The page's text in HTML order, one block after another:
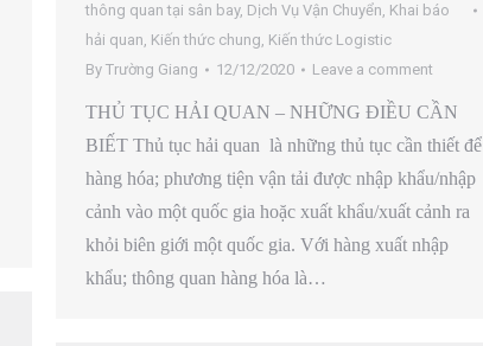
thông quan tại sân bay, Dịch Vụ Vận Chuyển, Khai báo
hải quan, Kiến thức chung, Kiến thức Logistic
By Trường Giang 12/12/2020 Leave a comment
THỦ TỤC HẢI QUAN – NHỮNG ĐIỀU CẦN
BIẾT Thủ tục hải quan là những thủ tục cần thiết để
hàng hóa; phương tiện vận tải được nhập khẩu/nhập
cảnh vào một quốc gia hoặc xuất khẩu/xuất cảnh ra
khỏi biên giới một quốc gia. Với hàng xuất nhập
khẩu; thông quan hàng hóa là…